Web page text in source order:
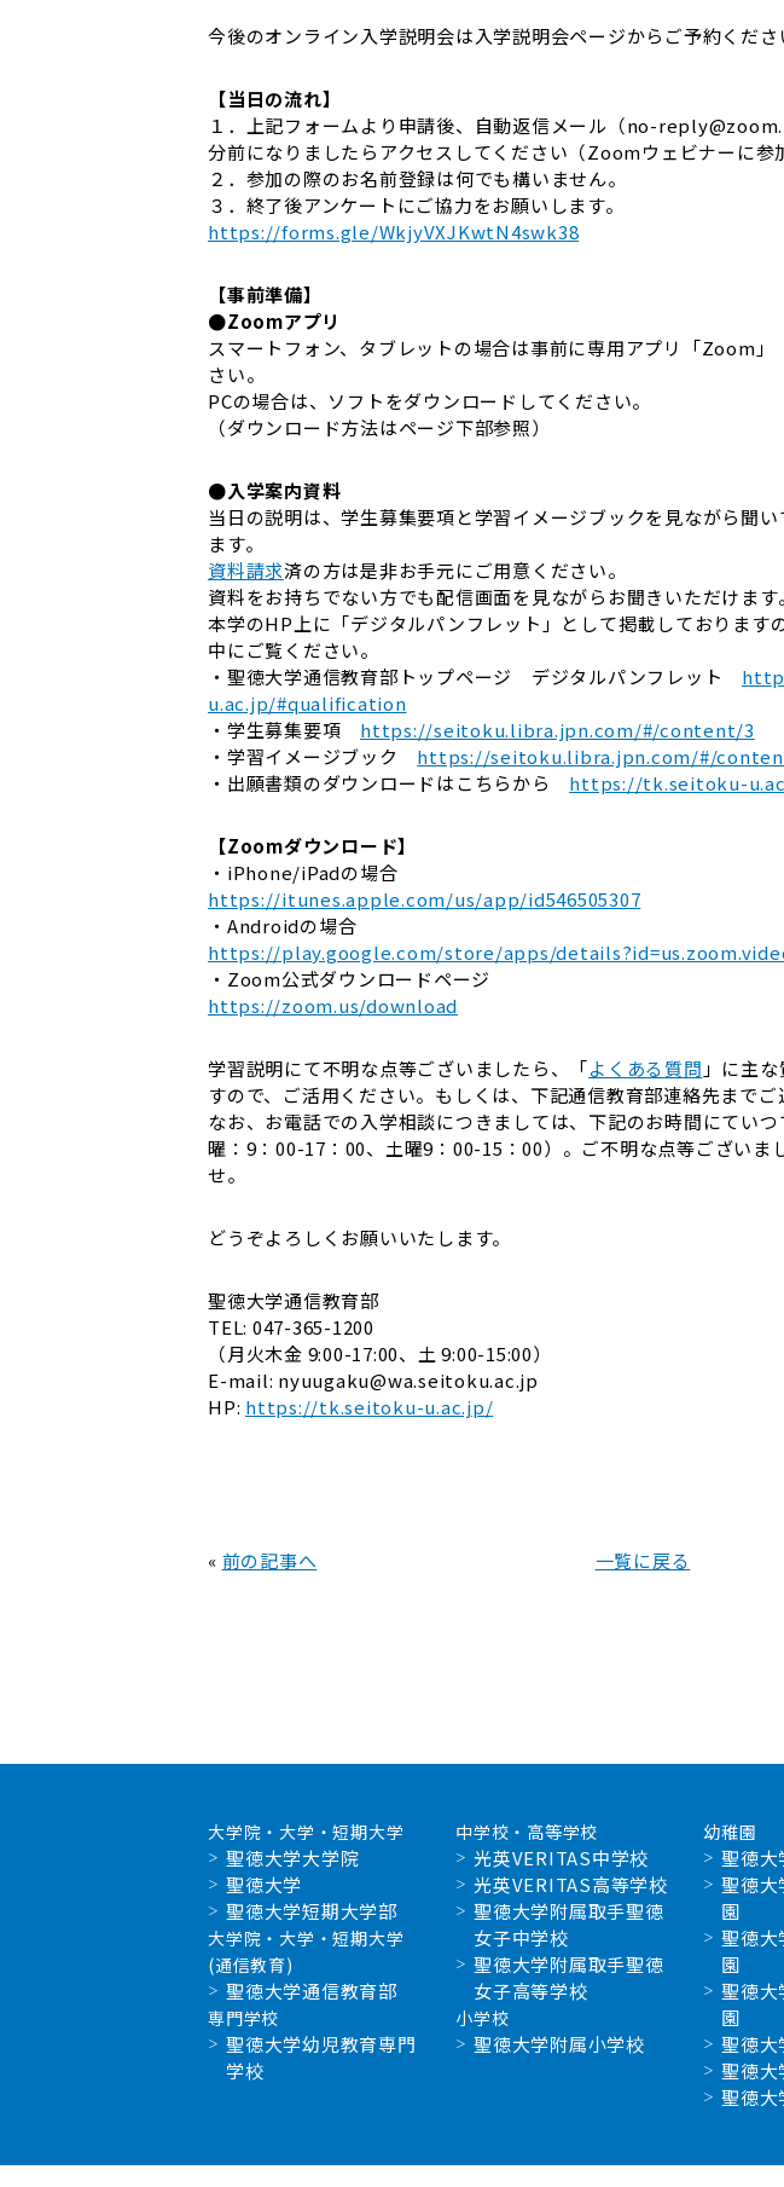
今後のオンライン入学説明会は入学説明会ページからご予約くださ
【当日の流れ】
１．上記フォームより申請後、自動返信メール（no-
分前になりましたらアクセスしてください（Zoomウェビナーに参
２．参加の際のお名前登録は何でも構いません。
３．終了後アンケートにご協力をお願いします。
https://forms.gle/WkjyVXJKwtN4swk38
【事前準備】
●Zoomアプリ
スマートフォン、タブレットの場合は事前に専用アプリ「Zoom」
さい。
PCの場合は、ソフトをダウンロードしてください。
（ダウンロード方法はページ下部参照）
●入学案内資料
当日の説明は、学生募集要項と学習イメージブックを見ながら聞
ます。
資料請求済の方は是非お手元にご用意ください。
資料をお持ちでない方でも配信画面を見ながらお聞きいただけます。
本学のHP上に「デジタルパンフレット」として掲載しております
中にご覧ください。
・聖徳大学通信教育部トップページ デジタルパンフレット
u.ac.jp/#qualification
・学生募集要項 https://seitoku.libra.jpn.com/#/content/3
・学習イメージブック https://seitoku.libra.jpn.com/#/
・出願書類のダウンロードはこちらから https://tk.seitoku-
【Zoomダウンロード】
・iPhone/iPadの場合
https://itunes.apple.com/us/app/id546505307
・Androidの場合
https://play.google.com/store/apps/
・Zoom公式ダウンロードページ
https://zoom.us/download
学習説明にて不明な点等ございましたら、「よくある質問 」に主
すので、ご活用ください。もしくは、下記通信教育部連絡先までご
なお、お電話での入学相談につきましては、下記のお時間にてい
曜：9：00-17：00、土曜9：00-15：00）。ご不明な点等ございま
せ。
どうぞよろしくお願いいたします。
聖徳大学通信教育部
TEL: 047-365-1200
（月火木金 9:00-17:00、土 9:00-15:00）
E-mail: nyuugaku@wa.seitoku.ac.jp
HP: https://tk.seitoku-u.ac.jp/
« 前の記事へ 一覧に戻る
大学院・大学・短期大学
聖徳大学大学院
聖徳大学
聖徳大学短期大学部
大学院・大学・短期大学
(通信教育)
聖徳大学通信教育部
専門学校
聖徳大学幼児教育専門
学校
中学校・高等学校
光英VERITAS中学校
光英VERITAS高等学校
聖徳大学附属取手聖徳
女子中学校
聖徳大学附属取手聖徳
女子高等学校
小学校
聖徳大学附属小学校
幼稚園
聖徳大
聖徳大
園
聖徳大
園
聖徳大
園
聖徳大
聖徳大
聖徳大